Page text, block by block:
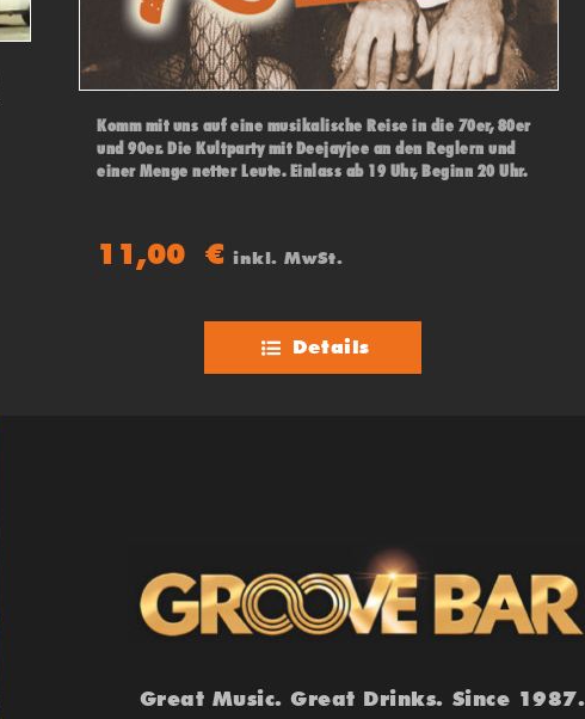
Komm mit uns auf eine musikalische Reise in die 70er, 80er
und 90er. Die Kultparty mit Deejayjee an den Reglern und
einer Menge netter Leute. Einlass ab 19 Uhr, Beginn 20 Uhr.
11,00€ inkl. MwSt.
Details
Great Music. Great Drinks. Since 1987.